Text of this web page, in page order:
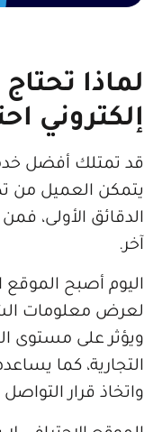
تحتاج
احترافي؟
خدمة أو منتج
من تكوين
فمن
الموقع
الشركة،
مستوى الثقة التي
كما يساعدهم على
التواصل في